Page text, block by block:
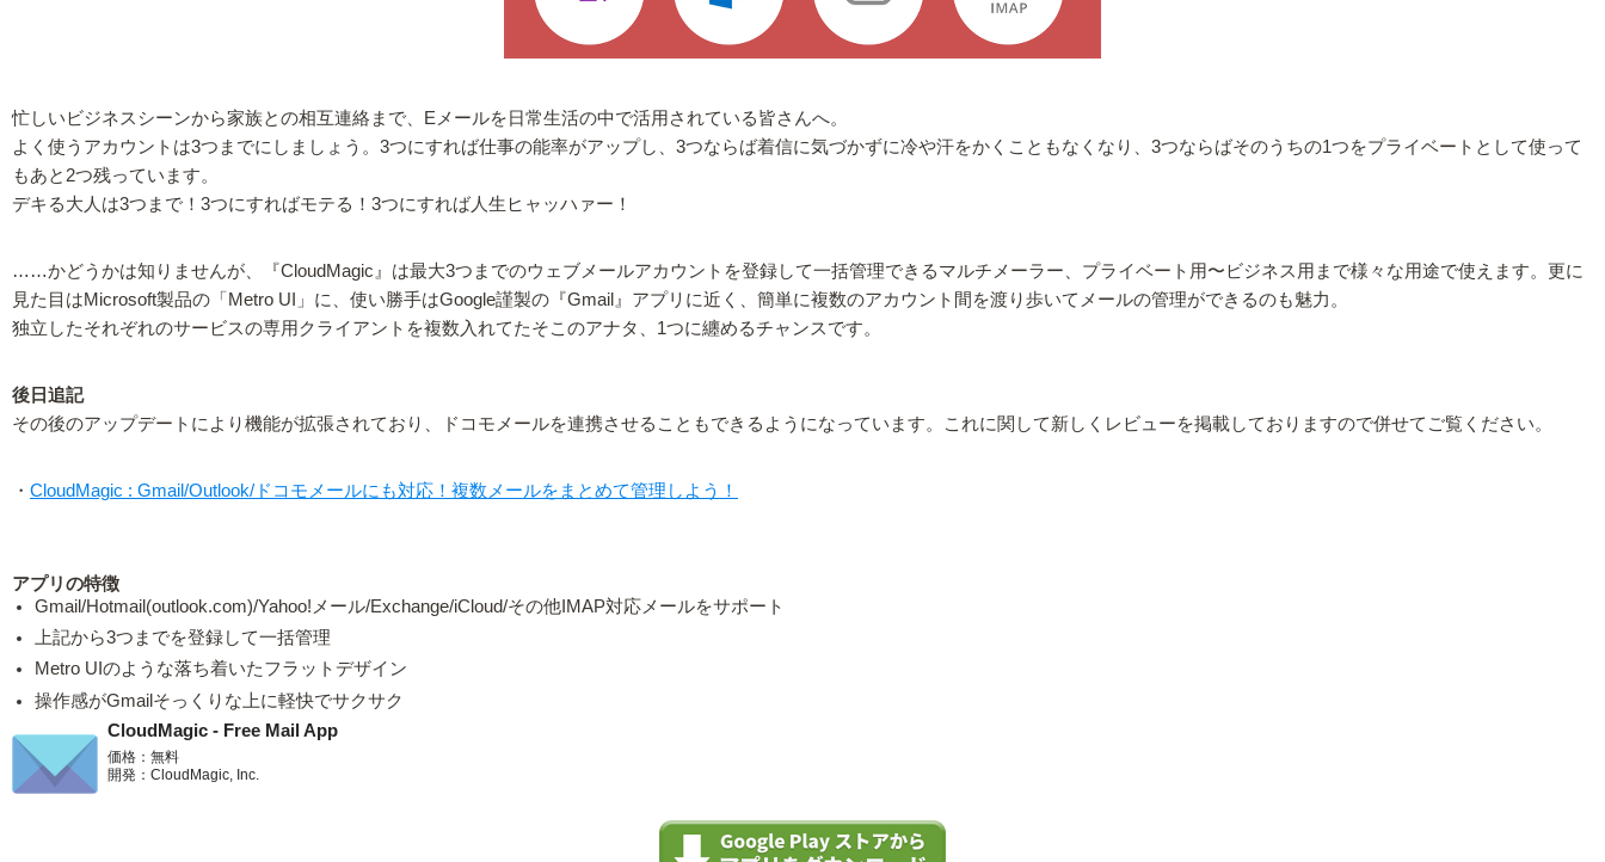
忙しいビジネスシーンから家族との相互連絡まで、Eメールを日常生活の中で活用されている皆さんへ。
よく使うアカウントは3つまでにしましょう。3つにすれば仕事の能率がアップし、3つならば着信に気づかずに冷や汗をかくこともなくなり、3つならばそのうちの1つをプライベートとして使って
もあと2つ残っています。
デキる大人は3つまで！3つにすればモテる！3つにすれば人生ヒャッハァー！
……かどうかは知りませんが、『CloudMagic』は最大3つまでのウェブメールアカウントを登録して一括管理できるマルチメーラー、プライベート用〜ビジネス用まで様々な用途で使えます。更に
見た目はMicrosoft製品の「Metro UI」に、使い勝手はGoogle謹製の『Gmail』アプリに近く、簡単に複数のアカウント間を渡り歩いてメールの管理ができるのも魅力。
独立したそれぞれのサービスの専用クライアントを複数入れてたそこのアナタ、1つに纏めるチャンスです。
後日追記
その後のアップデートにより機能が拡張されており、ドコモメールを連携させることもできるようになっています。これに関して新しくレビューを掲載しておりますので併せてご覧ください。
・ CloudMagic : Gmail/Outlook/ドコモメールにも対応！複数メールをまとめて管理しよう！
アプリの特徴
Gmail/Hotmail(outlook.com)/Yahoo!メール/Exchange/iCloud/その他IMAP対応メールをサポート
上記から3つまでを登録して一括管理
Metro UIのような落ち着いたフラットデザイン
操作感がGmailそっくりな上に軽快でサクサク
CloudMagic - Free Mail App
価格：無料
開発：CloudMagic, Inc.